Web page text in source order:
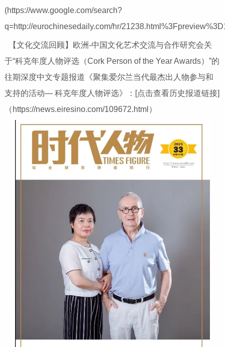
(https://www.google.com/search?
q=http://eurochinesedaily.com/hr/
【文化交流回顾】欧洲-中国文化艺术交流与合作研究会关
于“科克年度人物评选（Cork Person of the Year Awards）”的
往期深度中文专题报道《聚集爱尔兰当代最杰出人物参与和
支持的活动— 科克年度人物评选》：[点击查看历史报道链接]
（https://news.eiresino.com/109672.html）